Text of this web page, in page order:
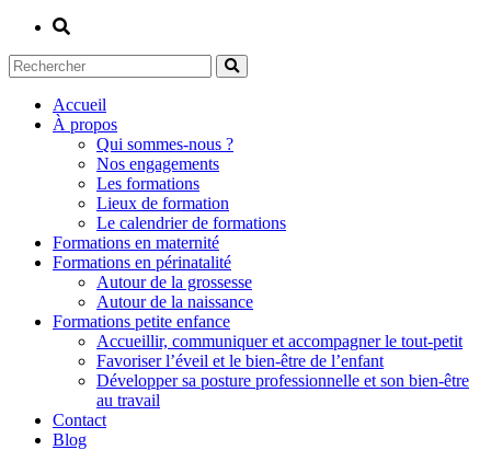
Accueil
À propos
Qui sommes-nous ?
Nos engagements
Les formations
Lieux de formation
Le calendrier de formations
Formations en maternité
Formations en périnatalité
Autour de la grossesse
Autour de la naissance
Formations petite enfance
Accueillir, communiquer et accompagner le tout-petit
Favoriser l’éveil et le bien-être de l’enfant
Développer sa posture professionnelle et son bien-être
au travail
Contact
Blog